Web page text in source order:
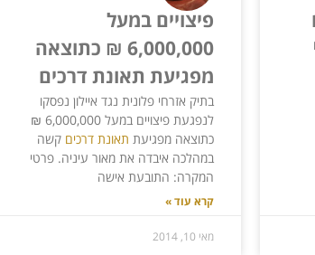
פיצויים במעל
6,000,000 ₪ כתוצאה
מפגיעת תאונת דרכים
בתיק אזרחי פלונית נגד איילון נפסקו
לנפגעת פיצויים במעל 6,000,000 ₪
כתוצאה מפגיעת תאונת דרכים קשה
במהלכה איבדה את מאור עיניה. פרטי
המקרה: התובעת אישה
קרא עוד »
מאי 10, 2014